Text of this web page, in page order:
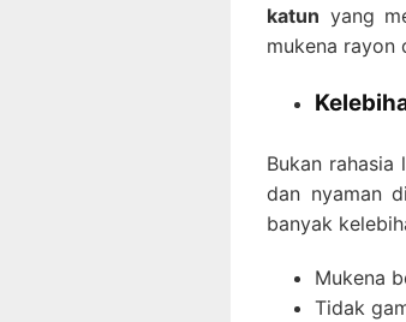
katun yang
mukena rayon
Bukan
dan nyaman
banyak
Mukena
Tidak